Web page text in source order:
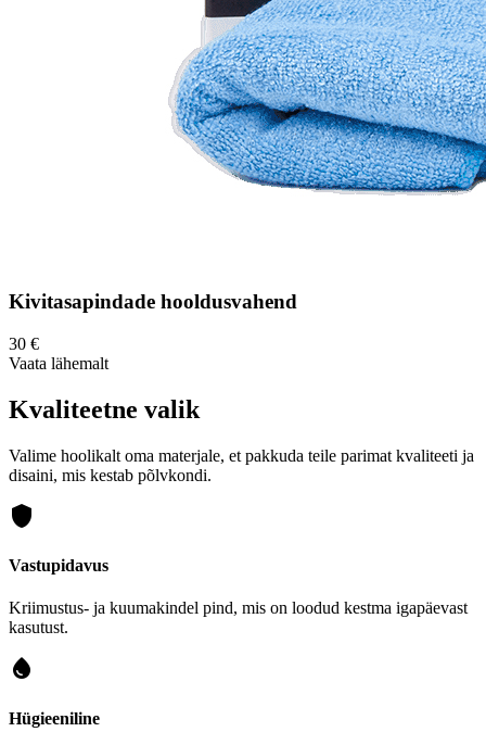
Kivitasapindade hooldusvahend
30 €
Vaata lähemalt
Kvaliteetne valik
Valime hoolikalt oma materjale, et pakkuda teile parimat kvaliteeti ja
disaini, mis kestab põlvkondi.
shield
Vastupidavus
Kriimustus- ja kuumakindel pind, mis on loodud kestma igapäevast
kasutust.
water_drop
Hügieeniline